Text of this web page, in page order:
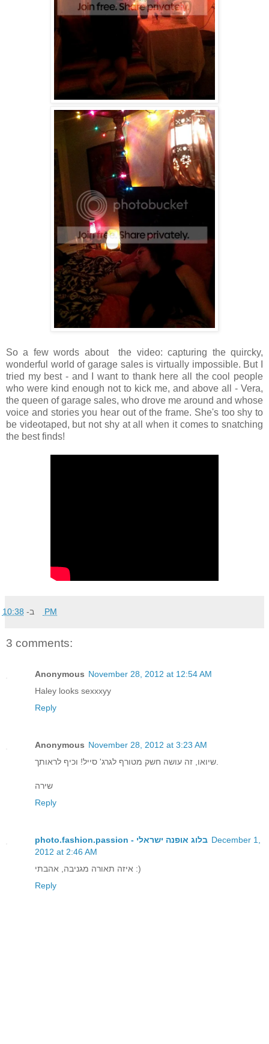
So a few words about the video: capturing the quircky,
wonderful world of garage sales is virtually impossible. But I
tried my best - and I want to thank here all the cool people
who were kind enough not to kick me, and above all - Vera,
the queen of garage sales, who drove me around and whose
voice and stories you hear out of the frame. She's too shy to
be videotaped, but not shy at all when it comes to snatching
the best finds!
ב- 10:38 PM
3 comments:
Anonymous November 28, 2012 at 12:54 AM
Haley looks sexxxyy
Reply
Anonymous November 28, 2012 at 3:23 AM
שירה
Reply
photo.fashion.passion - בלוג אופנה ישראלי December 1,
2012 at 2:46 AM
איזה תאורה מגניבה, אהבתי :)
Reply